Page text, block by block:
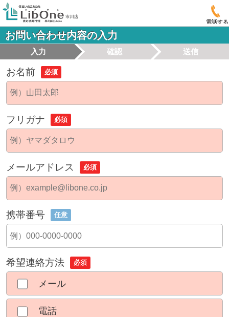
電話する
お問い合わせ内容の入力
入力 確認 送信
お名前 必須
フリガナ 必須
メールアドレス 必須
携帯番号 任意
希望連絡方法 必須
メール
電話